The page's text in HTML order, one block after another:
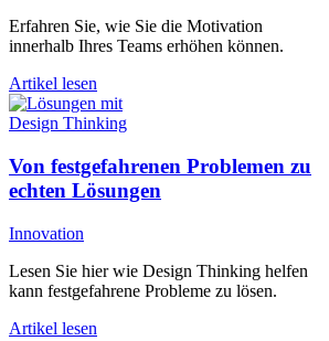
Erfahren Sie, wie Sie die Motivation
innerhalb Ihres Teams erhöhen können.
Artikel lesen
Von festgefahrenen Problemen zu
echten Lösungen
Innovation
Lesen Sie hier wie Design Thinking helfen
kann festgefahrene Probleme zu lösen.
Artikel lesen